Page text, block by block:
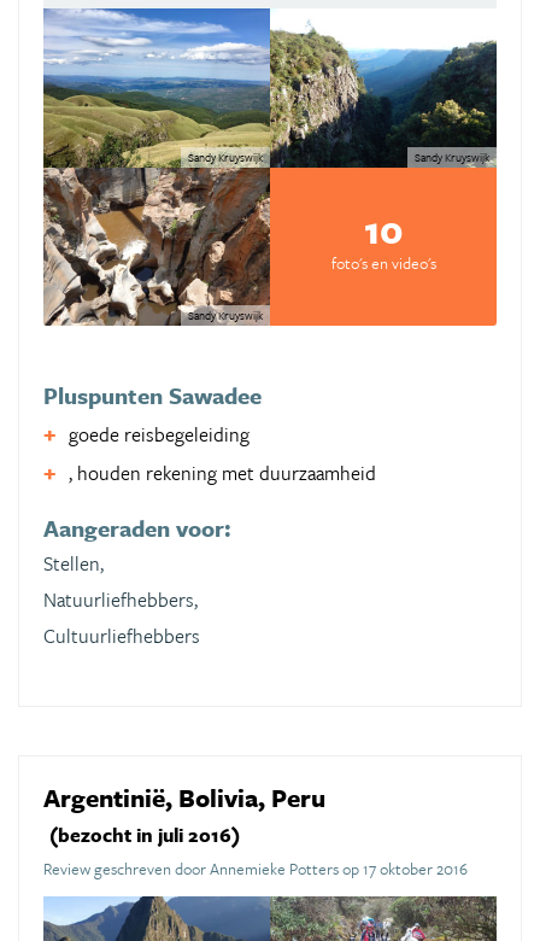
Sandy Kruyswijk Sandy Kruyswijk
Sandy Kruyswijk
10
foto's en video's
Pluspunten Sawadee
goede reisbegeleiding
, houden rekening met duurzaamheid
Aangeraden voor:
Stellen,
Natuurliefhebbers,
Cultuurliefhebbers
Argentinië, Bolivia, Peru
(bezocht in juli 2016)
Review geschreven door Annemieke Potters op 17 oktober 2016